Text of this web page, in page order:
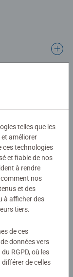
et leurs amis
!
été
telles que les
améliorer
ces technologies
et fiable de nos
à rendre
nos
et des
à afficher des
tiers.
de ces
données vers
RGPD, où les
de celles